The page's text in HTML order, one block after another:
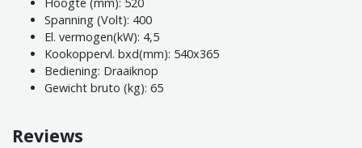
Spanning (Volt): 400
El. vermogen(kW): 4,5
Kookoppervl. bxd(mm): 540x365
Bediening: Draaiknop
Gewicht bruto (kg): 65
Reviews